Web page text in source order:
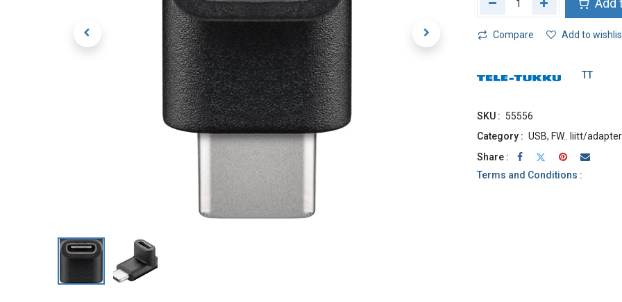
Add
Compare Add to
TT
SKU : 55556
Category : USB, FW.. liitt/adapter
Share :
Terms and Conditions :